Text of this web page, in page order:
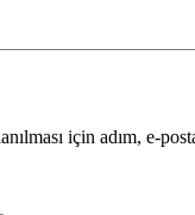
için adım, e-